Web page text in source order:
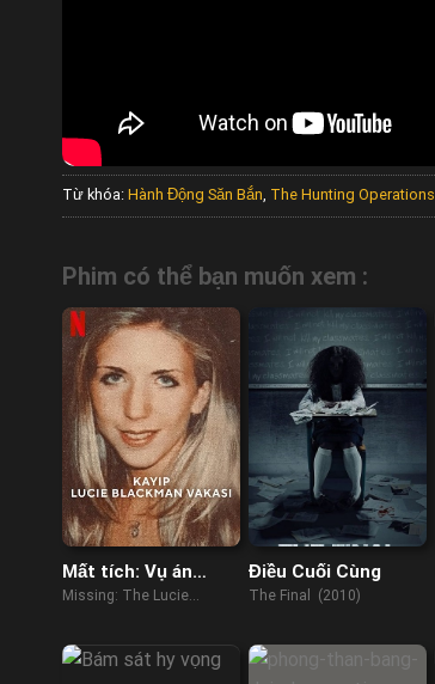
Từ khóa: Hành Động Săn Bắn The Hunting Operations
Phim có thể bạn muốn xem :
Mất tích: Vụ án
Lucie Blackman
Missing: The Lucie
Điều Cuối Cùng
The Final (2010)